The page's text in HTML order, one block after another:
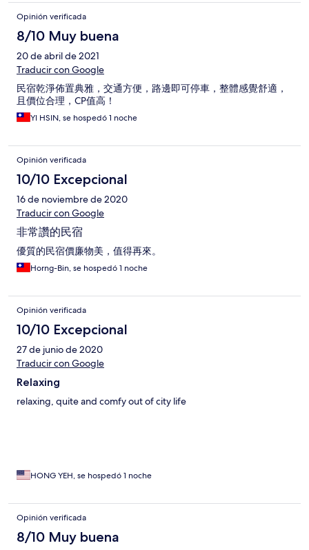
Opinión verificada
8/10 Muy buena
20 de abril de 2021
Traducir con Google
民宿乾淨佈置典雅，交通方便，路邊即可停車，整體感覺舒適，
且價位合理，CP值高！
YI HSIN, se hospedó 1 noche
Opinión verificada
10/10 Excepcional
16 de noviembre de 2020
Traducir con Google
非常讚的民宿
優質的民宿價廉物美，值得再來。
Horng-Bin, se hospedó 1 noche
Opinión verificada
10/10 Excepcional
27 de junio de 2020
Traducir con Google
Relaxing
relaxing, quite and comfy out of city life
HONG YEH, se hospedó 1 noche
Opinión verificada
8/10 Muy buena